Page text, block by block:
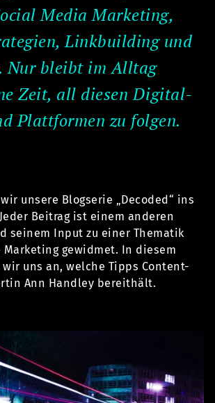
Media Marketing,
Linkbuilding und
Nur bleibt im Alltag
Zeit, all diesen Digital-
Plattformen zu folgen.
unsere Blogserie „Decoded“ ins
Beitrag ist einem anderen
seinem Input zu einer Thematik
Marketing gewidmet. In diesem
uns an, welche Tipps Content-
Ann Handley bereithält.